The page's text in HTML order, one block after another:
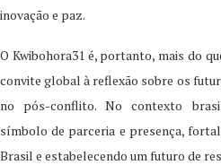
inovação e paz.
O Kwibohora31 é, portanto, mais do
convite global à reflexão sobre os
no pós-conflito. No contexto
símbolo de parceria e presença,
Brasil e estabelecendo um futuro de